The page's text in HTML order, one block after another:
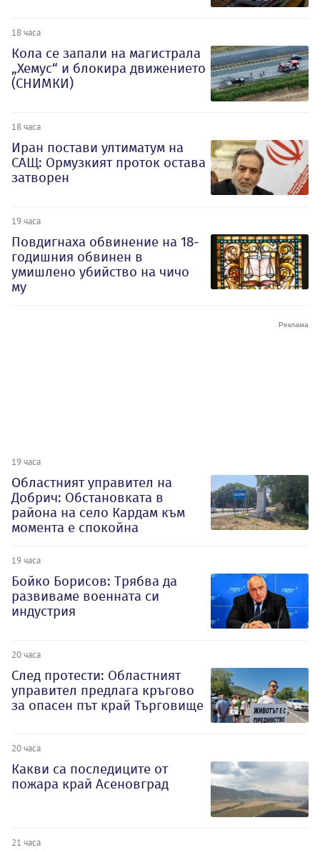
18 часа
Кола се запали на магистрала
„Хемус“ и блокира движението
(СНИМКИ)
18 часа
Иран постави ултиматум на
САЩ: Ормузкият проток остава
затворен
19 часа
Повдигнаха обвинение на 18-
годишния обвинен в
умишлено убийство на чичо
му
19 часа
Oбластният управител на
Добрич: Обстановката в
района на село Кардам към
момента е спокойна
19 часа
Бойко Борисов: Трябва да
развиваме военната си
индустрия
20 часа
След протести: Областният
управител предлага кръгово
за опасен път край Търговище
20 часа
Какви са последиците от
пожара край Асеновград
21 часа